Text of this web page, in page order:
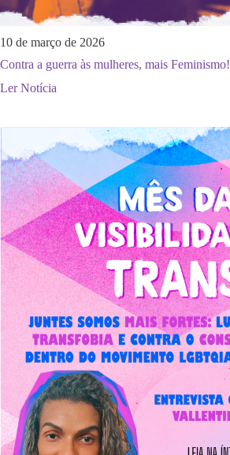
10 de março de 2026
Contra a guerra às mulheres, mais Feminismo!
Ler Notícia